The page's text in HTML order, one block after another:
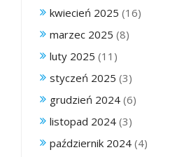
kwiecień 2025 (16)
marzec 2025 (8)
luty 2025 (11)
styczeń 2025 (3)
grudzień 2024 (6)
listopad 2024 (3)
październik 2024 (4)